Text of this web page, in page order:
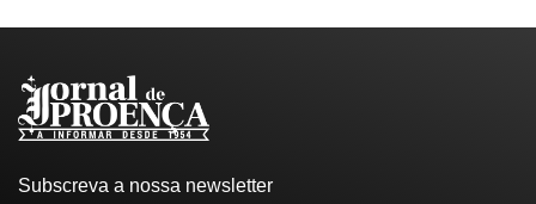
Subscreva a nossa newsletter